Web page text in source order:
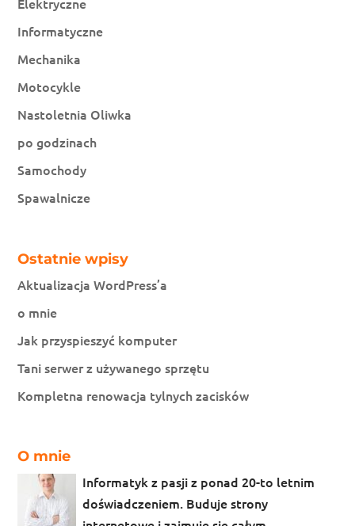
Informatyczne
Mechanika
Motocykle
Nastoletnia Oliwka
po godzinach
Samochody
Spawalnicze
Ostatnie wpisy
Aktualizacja WordPress’a
o mnie
Jak przyspieszyć komputer
Tani serwer z używanego sprzętu
Kompletna renowacja tylnych zacisków
O mnie
Informatyk z pasji z ponad 20-to letnim
doświadczeniem. Buduje strony